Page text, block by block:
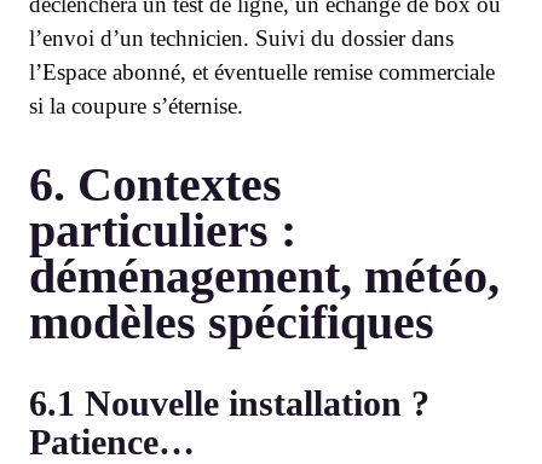
l’envoi d’un technicien. Suivi du dossier dans
l’Espace abonné, et éventuelle remise commerciale
si la coupure s’éternise.
6. Contextes
particuliers :
déménagement, météo,
modèles spécifiques
6.1 Nouvelle installation ?
Patience…